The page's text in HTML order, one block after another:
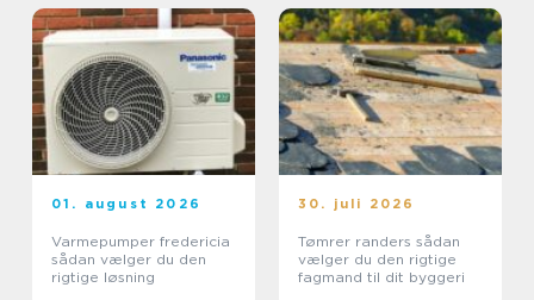
01. august 2026
Varmepumper fredericia
sådan vælger du den
rigtige løsning
30. juli 2026
Tømrer randers sådan
vælger du den rigtige
fagmand til dit byggeri